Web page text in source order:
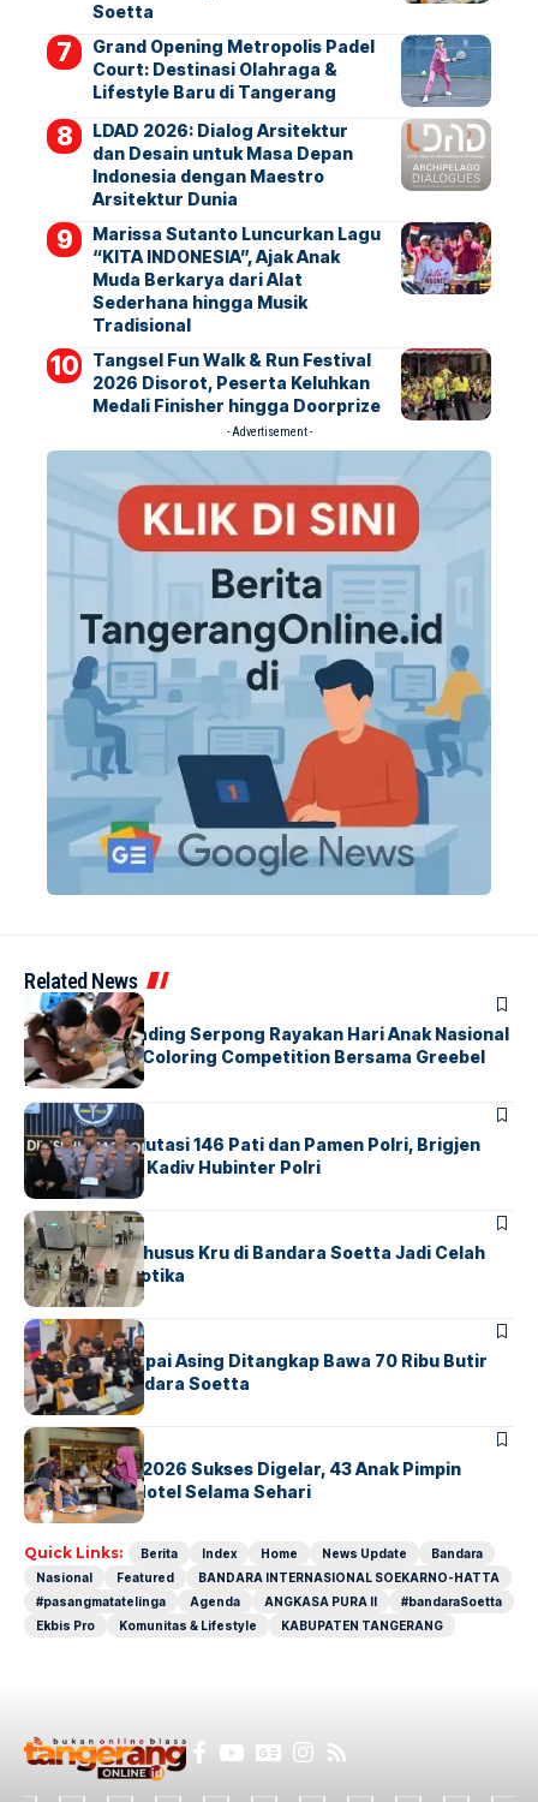
Soetta
Grand Opening Metropolis Padel
Court: Destinasi Olahraga &
Lifestyle Baru di Tangerang
LDAD 2026: Dialog Arsitektur
dan Desain untuk Masa Depan
Indonesia dengan Maestro
Arsitektur Dunia
Marissa Sutanto Luncurkan Lagu
“KITA INDONESIA”, Ajak Anak
Muda Berkarya dari Alat
Sederhana hingga Musik
Tradisional
Tangsel Fun Walk & Run Festival
2026 Disorot, Peserta Keluhkan
Medali Finisher hingga Doorprize
- Advertisement -
Related News
BERITAINDEX
Atria Hotel Gading Serpong Rayakan Hari Anak Nasional
Lewat Family Coloring Competition Bersama Greebel
Indonesia
BERITA
Mabes Polri Mutasi 146 Pati dan Pamen Polri, Brigjen
Untung Jabat Kadiv Hubinter Polri
BANDARABERITA
Ketika Jalur Khusus Kru di Bandara Soetta Jadi Celah
Sindikat Narkotika
BANDARA BERITA
Kopilot Maskapai Asing Ditangkap Bawa 70 Ribu Butir
Ekstasi di Bandara Soetta
BERITAINDEX
GM For A Day 2026 Sukses Digelar, 43 Anak Pimpin
Operasional Hotel Selama Sehari
Quick Links: Berita Index Home News Update
Bandara
Nasional
Featured
BANDARA INTERNASIONAL SOEKARNO-HATTA
#pasangmatatelinga
Agenda ANGKASA PURA II
#bandaraSoetta
Ekbis Pro
Komunitas & Lifestyle KABUPATEN TANGERANG